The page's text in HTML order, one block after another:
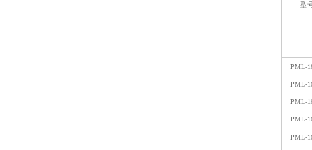
型
PML-
PML-
PML-
PML-
PML-